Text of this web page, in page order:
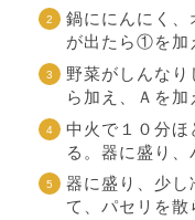
鍋ににんにく、
が出たら①を加
野菜がしんな
ら加え、Ａを加
中火で１０分ほ
る。器に盛り、
器に盛り、少し
て、パセリを散